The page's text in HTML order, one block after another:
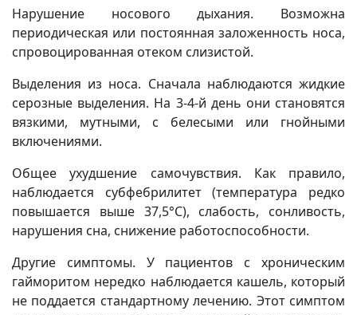
Нарушение носового дыхания. Возможна
периодическая или постоянная заложенность носа,
спровоцированная отеком слизистой.
Выделения из носа. Сначала наблюдаются жидкие
серозные выделения. На 3-4-й день они становятся
вязкими, мутными, с белесыми или гнойными
включениями.
Общее ухудшение самочувствия. Как правило,
наблюдается субфебрилитет (температура редко
повышается выше 37,5°С), слабость, сонливость,
нарушения сна, снижение работоспособности.
Другие симптомы. У пациентов с хроническим
гайморитом нередко наблюдается кашель, который
не поддается стандартному лечению. Этот симптом